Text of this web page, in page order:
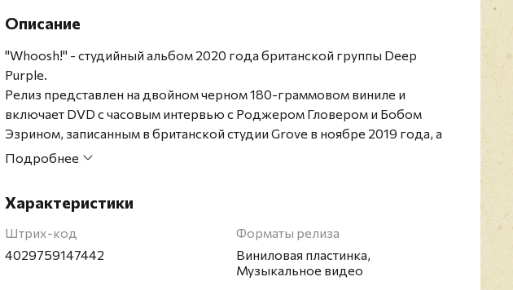
Описание
"Whoosh!" - студийный альбом 2020 года британской группы Deep
Purple.
Релиз представлен на двойном черном 180-граммовом виниле и
включает DVD с часовым интервью с Роджером Гловером и Бобом
Эзрином, записанным в британской студии Grove в ноябре 2019 года, а
также полная запись ранее неизданного концерта группы на фестивале
года в Хартфорде, Англия, и считающаяся одной из самых заметных и
влиятельных в хард-роке 1970-х годов. Музыкальные критики считают
Deep Purple одними из основателей хард-рока и высоко оценивают их
вклад в его развитие. Музыканты "классического" состава Deep Purple
Подробнее
Характеристики
Штрих-код
4029759147442
Форматы релиза
Виниловая пластинка,
Музыкальное видео